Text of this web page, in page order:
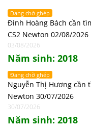
Đang chờ ghép
Đinh Hoàng Bách cần
CS2 Newton 02/08/2026
03/08/2026
Năm sinh: 2018
Đang chờ ghép
Nguyễn Thị Hương cần
Newton 30/07/2026
30/07/2026
Năm sinh: 2018